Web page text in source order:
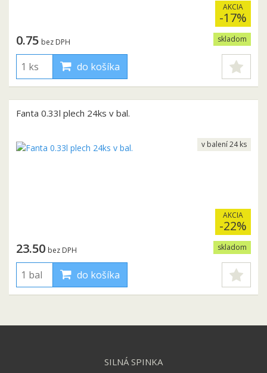
AKCIA
-17%
skladom
0.75 bez DPH
do košíka
Fanta 0.33l plech 24ks v bal.
AKCIA
-22%
skladom
23.50 bez DPH
do košíka
v balení 24 ks
SILNÁ SPINKA